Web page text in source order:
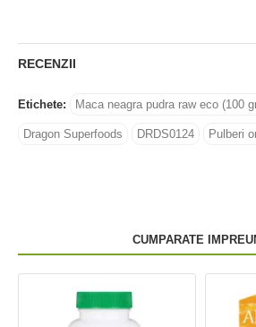
RECENZII
Etichete: Maca neagra pudra raw eco (100
Dragon Superfoods DRDS0124 Pulberi
CUMPARATE